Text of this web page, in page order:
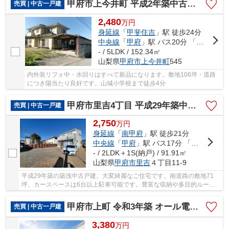
売買 | 中古一戸建 甲府市上今井町 平成2年築中古戸建 南道路・綺麗な建物
2,480万円
身延線 「甲斐住吉 」駅 徒歩24分
中央線 「甲府 」駅 バス20分 「山城小学校」 停歩4分
- / 5LDK / 152.34㎡
山梨県甲府市 上今井町545
内外装リフォ中・水回りはすべて新品になります。敷地106坪・道路
につき陽当たり良好です。山城小学校まで徒歩4分
売買 | 中古一戸建 甲府市里吉4丁目 平成29年築中古戸建 南道路 車6台以上
2,750万円
身延線 「南甲府」駅 徒歩21分
中央線 「甲府」駅 バス17分 「蓬沢1丁目」 停歩8分
- / 2LDK＋1S(納戸) / 91.91㎡
山梨県甲府市里吉４丁目11-9
平成29年築の築浅中古戸建。大変綺麗なご住宅です。南道路の敷地71
坪、カースペースは6台以上駐車可能です。豊富な収納や多目的ルーム
売買 | 中古一戸建
甲府市上町 令和3年築 オール電化・パネル 車並列4台
3,380万円